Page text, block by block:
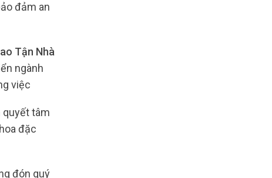
đảm an
Tận Nhà
ngành
việc
quyết tâm
đặc
đón quý